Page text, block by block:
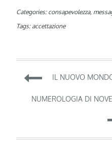
Categories: consapevolezza,
Tags: accettazione
articoli
IL NUOVO
NUMEROLOGIA DI